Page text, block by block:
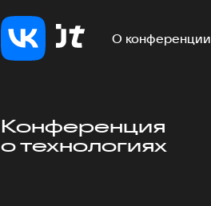
О конференции
Конференция
о технологиях